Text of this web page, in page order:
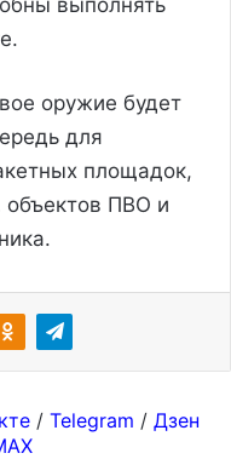
оружие будет
для
площадок,
объектов ПВО и
/ Telegram / Дзен